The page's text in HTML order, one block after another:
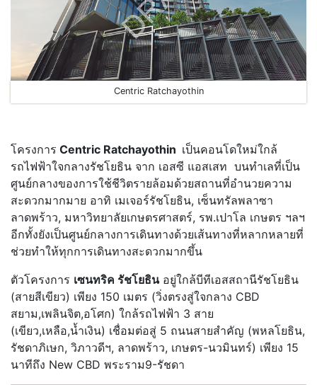
Centric Ratchayothin
โครงการ Centric Ratchayothin เป็นคอนโดใหม่ใกล้
รถไฟฟ้าใจกลางรัชโยธิน จาก เอสซี แอสเสท บนทำเลที่เป็น
ศูนย์กลางของการใช้ชีวิตรายล้อมด้วยสถานที่อำนวยความ
สะดวกมากมาย อาทิ เมเจอร์รัชโยธิน, เซ็นทรัลพลาซา
ลาดพร้าว, มหาวิทยาลัยเกษตรศาสตร์, รพ.เปาโล เกษตร ฯลฯ
อีกทั้งยังเป็นศูนย์กลางการเดินทางด้วยเส้นทางที่หลากหลายที่
ช่วยทำให้ทุกการเดินทางสะดวกมากขึ้น
ตัวโครงการ เซนทริค รัชโยธินอยู่ใกล้บีทีเอสสถานีรัชโยธิน
(สายสีเขียว) เพียง 150 เมตร (วิ่งตรงสู่ใจกลาง CBD
สยาม,เพลินจิต,อโศก) ใกล้รถไฟฟ้า 3 สาย
(เขียว,เหลือ,น้ำเงิน) เชื่อมต่อสู่ 5 ถนนสายสำคัญ (พหลโยธิน,
รัชดาภิเษก, วิภาวดีฯ, ลาดพร้าว, เกษตร-นวมินทร์) เพียง 15
นาทีถึง New CBD พระราม9-รัชดา